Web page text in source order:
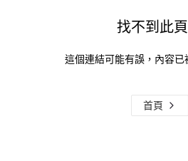
找不到此
這個連結可能有誤，內容已
首頁